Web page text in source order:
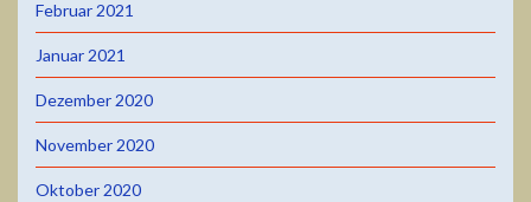
Februar 2021
Januar 2021
Dezember 2020
November 2020
Oktober 2020